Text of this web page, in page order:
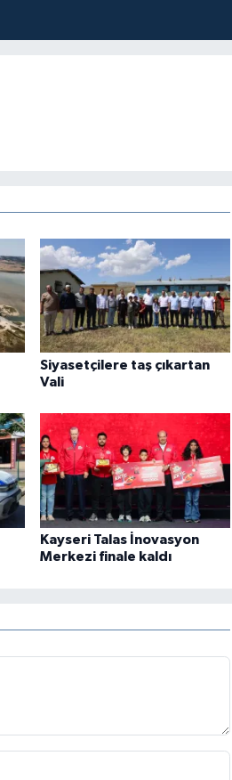
Siyasetçilere taş çıkartan
Vali
Kayseri Talas İnovasyon
Merkezi finale kaldı